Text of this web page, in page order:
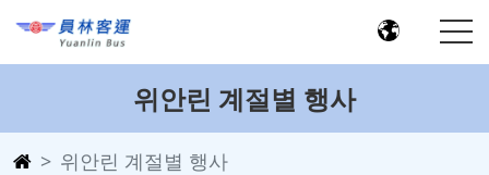
위안린 계절별 행사
위안린 계절별 행사